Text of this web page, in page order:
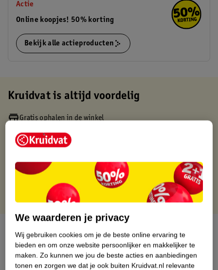
Actie
Online koopjes! 50% korting
Bekijk alle actieproducten
Kruidvat is altijd voordelig
Gratis ophalen in de winkel
Gratis thuisbezorgd vanaf 50.00
Gratis punten met je Kruidvat kaart
Over dit product
Productinformatie
We waarderen je privacy
Wij gebruiken cookies om je de beste online ervaring te
bieden en om onze website persoonlijker en makkelijker te
maken. Zo kunnen we jou de beste acties en aanbiedingen
tonen en zorgen we dat je ook buiten Kruidvat.nl relevante